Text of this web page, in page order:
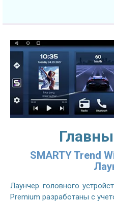
SMARTY Trend
Лаунчер головного
Premium разработаны с